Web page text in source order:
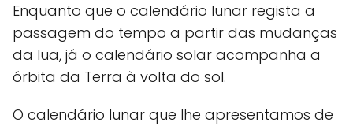
Enquanto que o calendário lunar regista a
passagem do tempo a partir das mudanças
da lua, já o calendário solar acompanha a
órbita da Terra à volta do sol.
O calendário lunar que lhe apresentamos de